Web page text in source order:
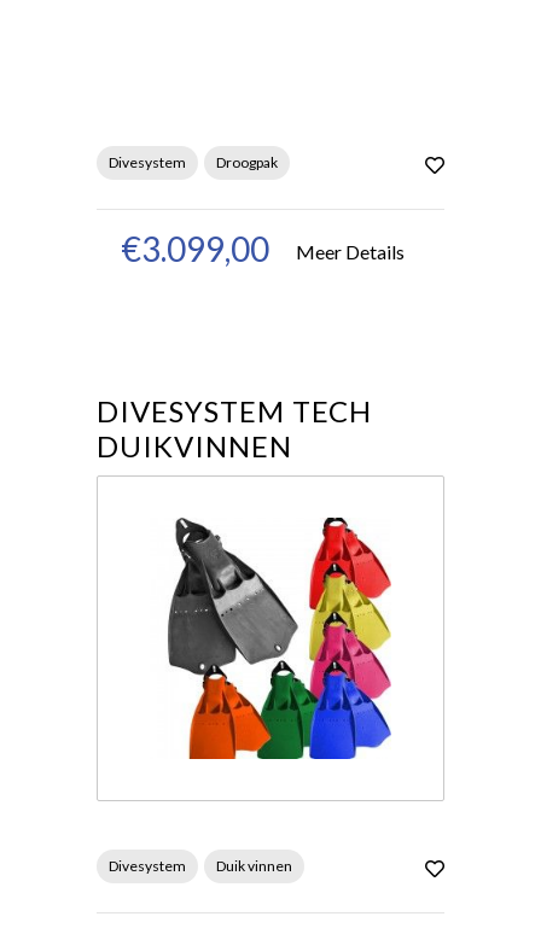
Divesystem Droogpak
€3.099,00 Meer Details
DIVESYSTEM TECH
DUIKVINNEN
Divesystem Duik vinnen